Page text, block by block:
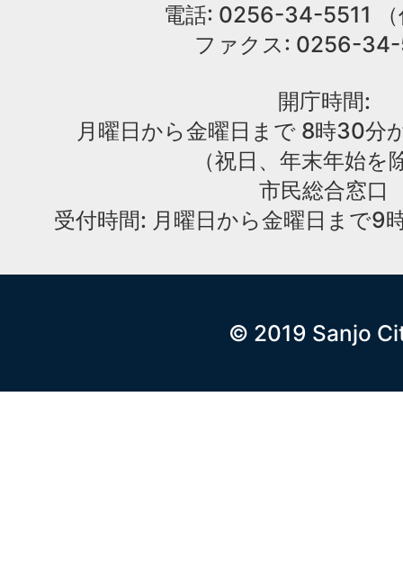
電話: 0256-34-5511
ファクス: 0256-
開庁時間:
月曜日から金曜日まで 8時30分
（祝日、年末年始を
市民総合窓口
受付時間: 月曜日から金曜日まで9
© 2019 Sanjo